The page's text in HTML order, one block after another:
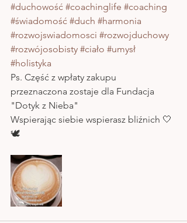
#duchowość #coachinglife #coaching
#świadomość #duch #harmonia
#rozwojswiadomosci #rozwojduchowy
#rozwójosobisty #ciało #umysł
#holistyka
Ps. Część z wpłaty zakupu
przeznaczona zostaje dla Fundacja
"Dotyk z Nieba"
Wspierając siebie wspierasz bliźnich 🤍
🕊